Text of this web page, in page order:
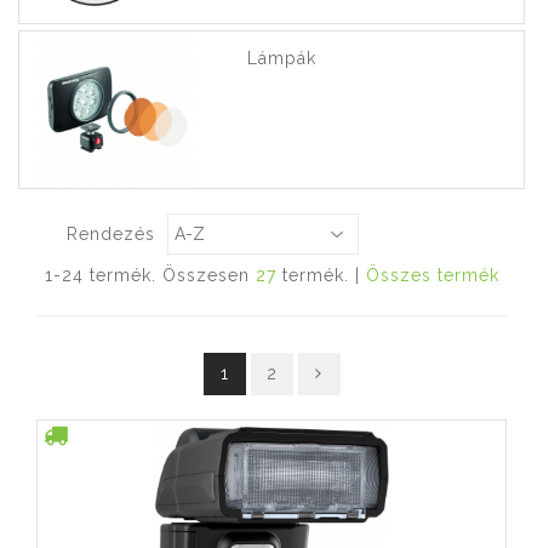
Lámpák
Rendezés
1-24 termék. Összesen 27termék. | Összes termék
1 2